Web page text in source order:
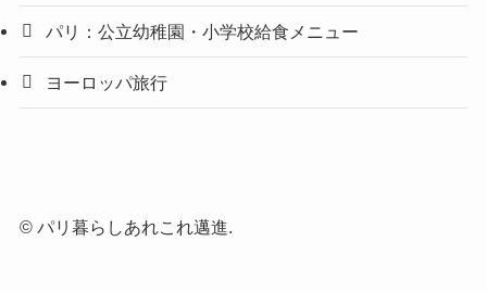
パリ：公立幼稚園・小学校給食メニュー
ヨーロッパ旅行
©パリ暮らしあれこれ邁進.